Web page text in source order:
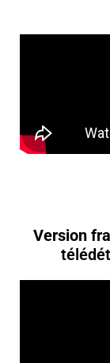
Version